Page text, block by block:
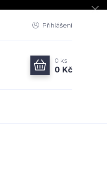
Přihlášení
0 ks
0 Kč